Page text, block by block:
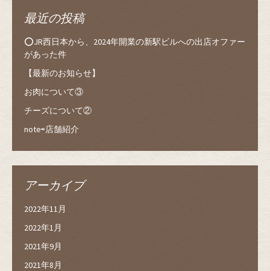
最近の投稿
⭕️JR西日本から、2024年開業の新駅ビルへの出店オファー
があった件
【最新のお知らせ】
お肉について③
チーズについて②
note⇨店舗紹介
アーカイブ
2022年11月
2022年1月
2021年9月
2021年8月